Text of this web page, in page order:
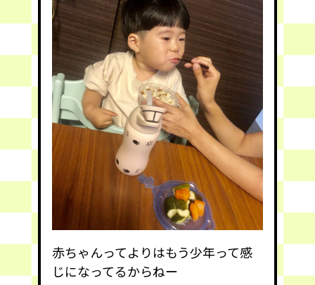
赤ちゃんってよりはもう少年って感
じになってるからねー